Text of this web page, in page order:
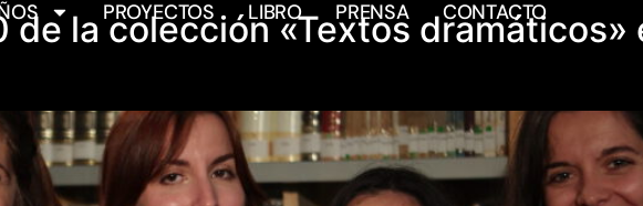
PROYECTOS LIBRO PRENSA CONTACTO
de la colección «Textos dramáticos»